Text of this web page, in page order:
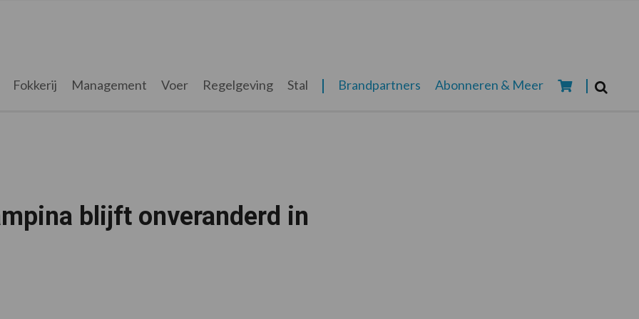
Fokkerij Management Voer Regelgeving Stal Brandpartners Abonneren & Meer
blijft onveranderd in